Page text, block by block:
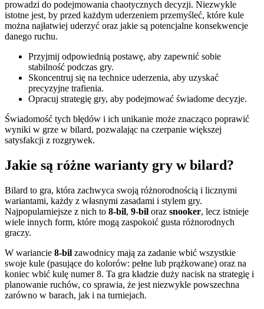
prowadzi do podejmowania chaotycznych decyzji. Niezwykle
istotne jest, by przed każdym uderzeniem przemyśleć, które kule
można najłatwiej uderzyć oraz jakie są potencjalne konsekwencje
danego ruchu.
Przyjmij odpowiednią postawę, aby zapewnić sobie
stabilność podczas gry.
Skoncentruj się na technice uderzenia, aby uzyskać
precyzyjne trafienia.
Opracuj strategię gry, aby podejmować świadome decyzje.
Świadomość tych błędów i ich unikanie może znacząco poprawić
wyniki w grze w bilard, pozwalając na czerpanie większej
satysfakcji z rozgrywek.
Jakie są różne warianty gry w bilard?
Bilard to gra, która zachwyca swoją różnorodnością i licznymi
wariantami, każdy z własnymi zasadami i stylem gry.
Najpopularniejsze z nich to 8-bil, 9-bil oraz snooker, lecz istnieje
wiele innych form, które mogą zaspokoić gusta różnorodnych
graczy.
W wariancie 8-bil zawodnicy mają za zadanie wbić wszystkie
swoje kule (pasujące do kolorów: pełne lub prążkowane) oraz na
koniec wbić kulę numer 8. Ta gra kładzie duży nacisk na strategię i
planowanie ruchów, co sprawia, że jest niezwykle powszechna
zarówno w barach, jak i na turniejach.